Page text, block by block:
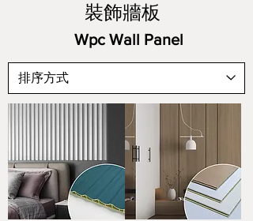
裝飾牆板
Wpc Wall Panel